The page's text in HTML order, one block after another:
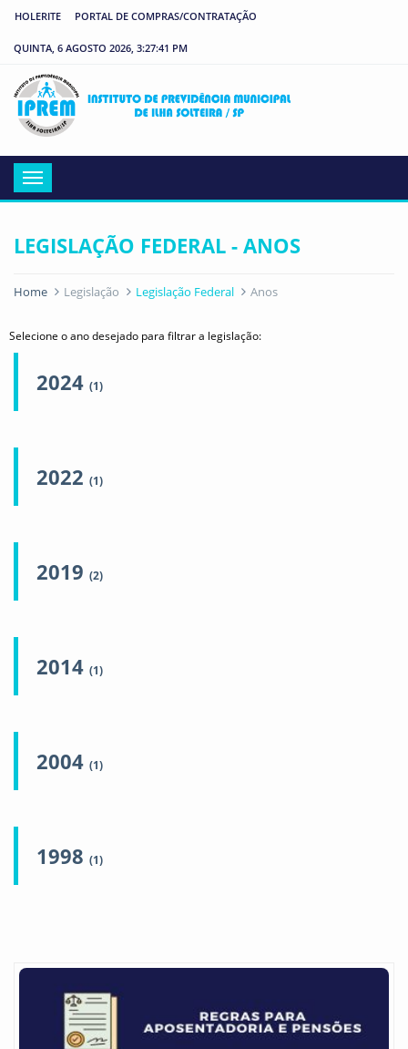
HOLERITE PORTAL DE COMPRAS/CONTRATAÇÃO
QUINTA, 6 AGOSTO 2026, 3:27:41 PM
Menu
LEGISLAÇÃO FEDERAL - ANOS
Home Legislação Legislação Federal Anos
Selecione o ano desejado para filtrar a legislação:
2024 (1)
2022 (1)
2019 (2)
2014 (1)
2004 (1)
1998 (1)